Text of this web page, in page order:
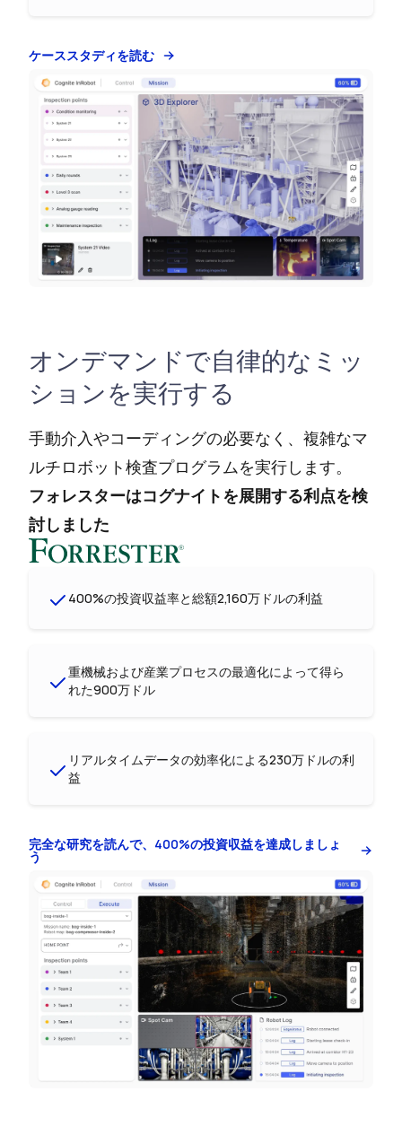
ケーススタディを読む
オンデマンドで自律的なミッ
ションを実行する
手動介入やコーディングの必要なく、複雑なマ
ルチロボット検査プログラムを実行します。
フォレスターはコグナイトを展開する利点を検
討しました
400%の投資収益率と総額2,160万ドルの利益
重機械および産業プロセスの最適化によって得ら
れた900万ドル
リアルタイムデータの効率化による230万ドルの利
益
完全な研究を読んで、400%の投資収益を達成しましょ
う